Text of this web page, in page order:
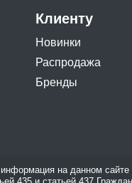
Клиенту
Новинки
Распродажа
Бренды
на данном сайте